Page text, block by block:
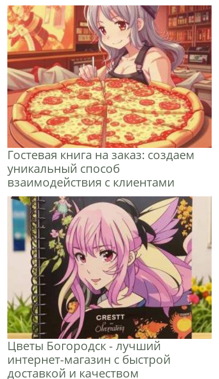
Гостевая книга на заказ: создаем
уникальный способ
взаимодействия с клиентами
Цветы Богородск - лучший
интернет-магазин с быстрой
доставкой и качеством